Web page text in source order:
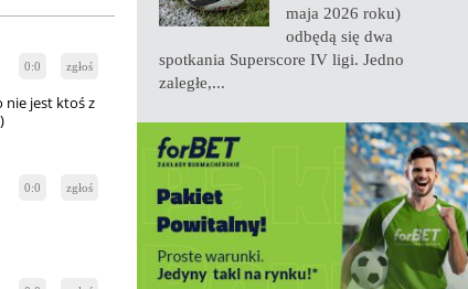
0:0 zgłoś
nie jest ktoś z
0:0 zgłoś
maja 2026 roku)
odbędą się dwa
spotkania Superscore IV ligi. Jedno
zaległe,...